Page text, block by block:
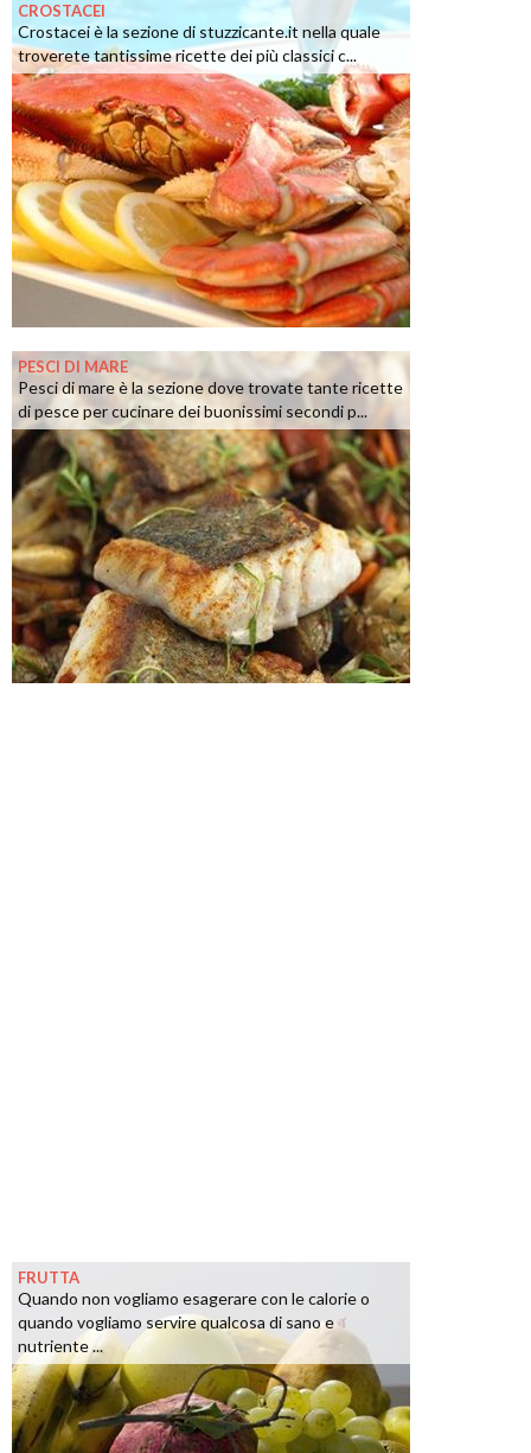
CROSTACEI
Crostacei è la sezione di stuzzicante.it nella quale
troverete tantissime ricette dei più classici c...
PESCI DI MARE
Pesci di mare è la sezione dove trovate tante ricette
di pesce per cucinare dei buonissimi secondi p...
FRUTTA
Quando non vogliamo esagerare con le calorie o
quando vogliamo servire qualcosa di sano e
nutriente ...